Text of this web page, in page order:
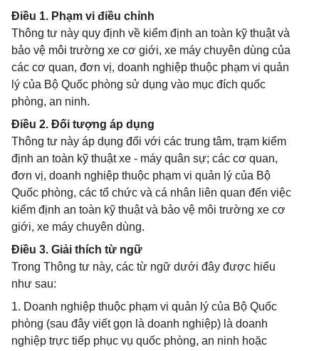
Điều 1. Phạm vi điều chỉnh
Thông tư này quy định về kiểm định an toàn kỹ thuật và
bảo vệ môi trường xe cơ giới, xe máy chuyên dùng của
các cơ quan, đơn vị, doanh nghiệp thuộc phạm vi quản
lý của Bộ Quốc phòng sử dụng vào mục đích quốc
phòng, an ninh.
Điều 2. Đối tượng áp dụng
Thông tư này áp dụng đối với các trung tâm, trạm kiểm
định an toàn kỹ thuật xe - máy quân sự; các cơ quan,
đơn vị, doanh nghiệp thuộc phạm vi quản lý của Bộ
Quốc phòng, các tổ chức và cá nhân liên quan đến việc
kiểm định an toàn kỹ thuật và bảo vệ môi trường xe cơ
giới, xe máy chuyên dùng.
Điều 3. Giải thích từ ngữ
Trong Thông tư này, các từ ngữ dưới đây được hiểu
như sau:
1. Doanh nghiệp thuộc phạm vi quản lý của Bộ Quốc
phòng (sau đây viết gọn là doanh nghiệp) là doanh
nghiệp trực tiếp phục vụ quốc phòng, an ninh hoặc